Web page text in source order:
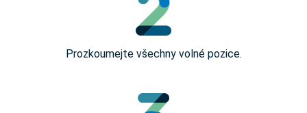
Prozkoumejte všechny volné pozice.